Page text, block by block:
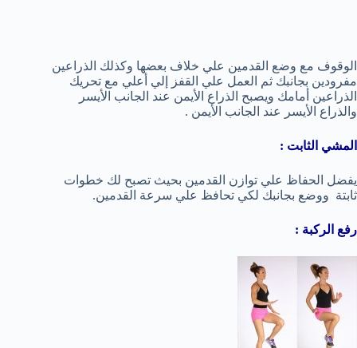
الوقوف مع وضع القدمين علي خلاف بعضها وكذلك الذراعين
مفرودين بجانبك ثم العمل علي القفز إلي أعلي مع تحريك
الذراعين أمامك ويصبح الذراع الأيمن عند الجانب الأيسر
والذراع الأيسر عند الجانب الأيمن .
المشي الثابت :
يفضل الحفاظ علي توازن القدمين بحيث تصبح لك خطوات
ثابتة ووضع بجانبك لكي تحافظ علي سرعة القدمين.
رفع الركبة :